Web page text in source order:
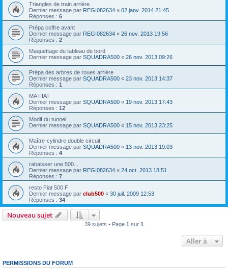
Triangles de train arrière
Dernier message par REGI082634 « 02 janv. 2014 21:45
Réponses : 6
Prépa coffre avant
Dernier message par REGI082634 « 26 nov. 2013 19:56
Réponses : 2
Maquettage du tableau de bord
Dernier message par SQUADRA500 « 26 nov. 2013 09:26
Prépa des arbres de roues arrière
Dernier message par SQUADRA500 « 23 nov. 2013 14:37
Réponses : 1
MA FIAT
Dernier message par SQUADRA500 « 19 nov. 2013 17:43
Réponses : 12
Modif du tunnel
Dernier message par SQUADRA500 « 15 nov. 2013 23:25
Maître-cylindre double circuit
Dernier message par SQUADRA500 « 13 nov. 2013 19:03
Réponses : 4
rabaisser une 500...
Dernier message par REGI082634 « 24 oct. 2013 18:51
Réponses : 7
resto Fiat 500 F
Dernier message par club500 « 30 juil. 2009 12:53
Réponses : 34
Nouveau sujet
39 sujets • Page 1 sur 1
Aller à
PERMISSIONS DU FORUM